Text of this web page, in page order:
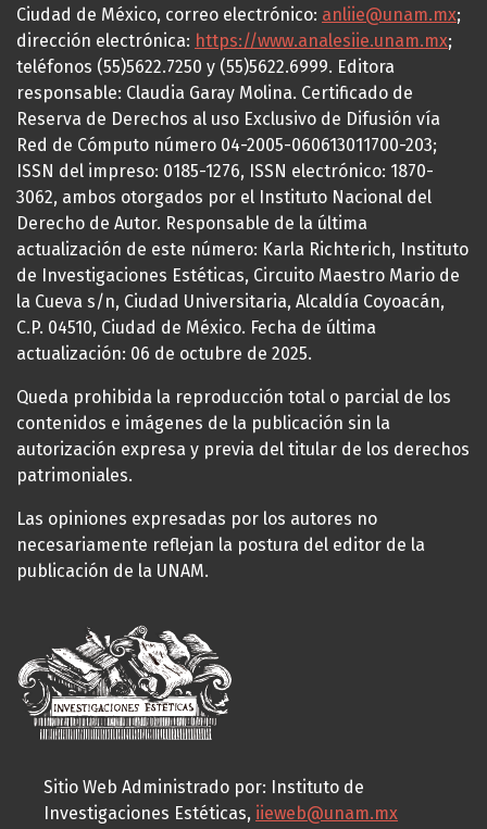
Ciudad de México, correo electrónico: anliie@unam.mx;
dirección electrónica: https://www.analesiie.unam.mx;
teléfonos (55)5622.7250 y (55)5622.6999. Editora
responsable: Claudia Garay Molina. Certificado de
Reserva de Derechos al uso Exclusivo de Difusión vía
Red de Cómputo número 04-2005-060613011700-203;
ISSN del impreso: 0185-1276, ISSN electrónico: 1870-
3062, ambos otorgados por el Instituto Nacional del
Derecho de Autor. Responsable de la última
actualización de este número: Karla Richterich, Instituto
de Investigaciones Estéticas, Circuito Maestro Mario de
la Cueva s/n, Ciudad Universitaria, Alcaldía Coyoacán,
C.P. 04510, Ciudad de México. Fecha de última
actualización: 06 de octubre de 2025.
Queda prohibida la reproducción total o parcial de los
contenidos e imágenes de la publicación sin la
autorización expresa y previa del titular de los derechos
patrimoniales.
Las opiniones expresadas por los autores no
necesariamente reflejan la postura del editor de la
publicación de la UNAM.
Sitio Web Administrado por: Instituto de
Investigaciones Estéticas, iieweb@unam.mx